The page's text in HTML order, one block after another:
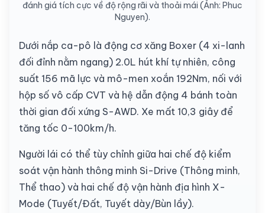
đánh giá tích cực về độ rộng rãi và thoải mái (Ảnh: Phuc
Nguyen).
Dưới nắp ca-pô là động cơ xăng Boxer (4 xi-lanh
đối đỉnh nằm ngang) 2.0L hút khí tự nhiên, công
suất 156 mã lực và mô-men xoắn 192Nm, nối với
hộp số vô cấp CVT và hệ dẫn động 4 bánh toàn
thời gian đối xứng S-AWD. Xe mất 10,3 giây để
tăng tốc 0-100km/h.
Người lái có thể tùy chỉnh giữa hai chế độ kiểm
soát vận hành thông minh Si-Drive (Thông minh,
Thể thao) và hai chế độ vận hành địa hình X-
Mode (Tuyết/Đất, Tuyết dày/Bùn lầy).